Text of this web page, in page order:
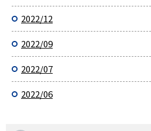
2022/12
2022/09
2022/07
2022/06